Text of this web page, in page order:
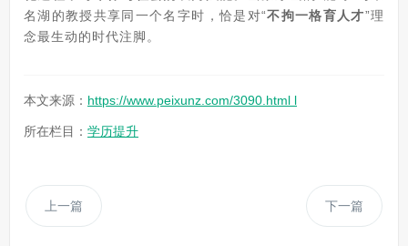
名湖的教授共享同一个名字时，恰是对“不拘一格育人才”理
念最生动的时代注脚。
本文来源： https://www.peixunz.com/3090.html l
所在栏目： 学历提升
上一篇 下一篇